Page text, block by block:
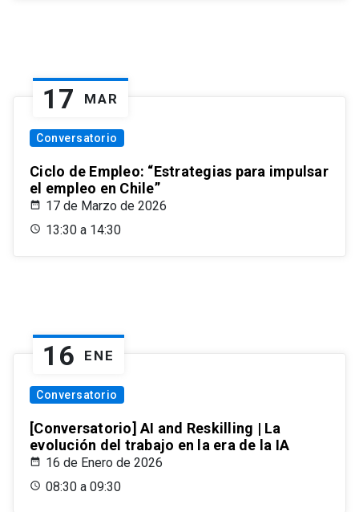
17 MAR
Conversatorio
Ciclo de Empleo: “Estrategias para impulsar
el empleo en Chile”
17 de Marzo de 2026
13:30 a 14:30
16 ENE
Conversatorio
[Conversatorio] AI and Reskilling | La
evolución del trabajo en la era de la IA
16 de Enero de 2026
08:30 a 09:30